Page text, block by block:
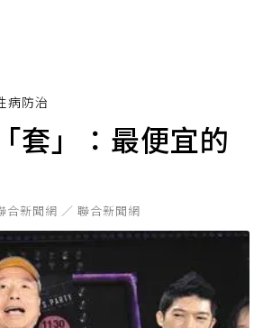
病防治
套」：最便宜的
合新聞網 ／ 聯合新聞網